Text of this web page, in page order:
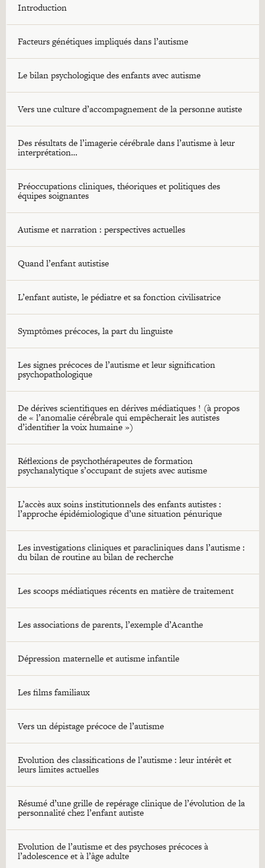
Introduction
Facteurs génétiques impliqués dans l’autisme
Le bilan psychologique des enfants avec autisme
Vers une culture d’accompagnement de la personne autiste
Des résultats de l’imagerie cérébrale dans l’autisme à leur
interprétation…
Préoccupations cliniques, théoriques et politiques des
équipes soignantes
Autisme et narration : perspectives actuelles
Quand l’enfant autistise
L’enfant autiste, le pédiatre et sa fonction civilisatrice
Symptômes précoces, la part du linguiste
Les signes précoces de l’autisme et leur signification
psychopathologique
De dérives scientifiques en dérives médiatiques ! (à propos
de « l’anomalie cérébrale qui empêcherait les autistes
d’identifier la voix humaine »)
Réflexions de psychothérapeutes de formation
psychanalytique s’occupant de sujets avec autisme
L’accès aux soins institutionnels des enfants autistes :
l’approche épidémiologique d’une situation pénurique
Les investigations cliniques et paracliniques dans l’autisme :
du bilan de routine au bilan de recherche
Les scoops médiatiques récents en matière de traitement
Les associations de parents, l’exemple d’Acanthe
Dépression maternelle et autisme infantile
Les films familiaux
Vers un dépistage précoce de l’autisme
Evolution des classifications de l’autisme : leur intérêt et
leurs limites actuelles
Résumé d’une grille de repérage clinique de l’évolution de la
personnalité chez l’enfant autiste
Evolution de l’autisme et des psychoses précoces à
l’adolescence et à l’âge adulte